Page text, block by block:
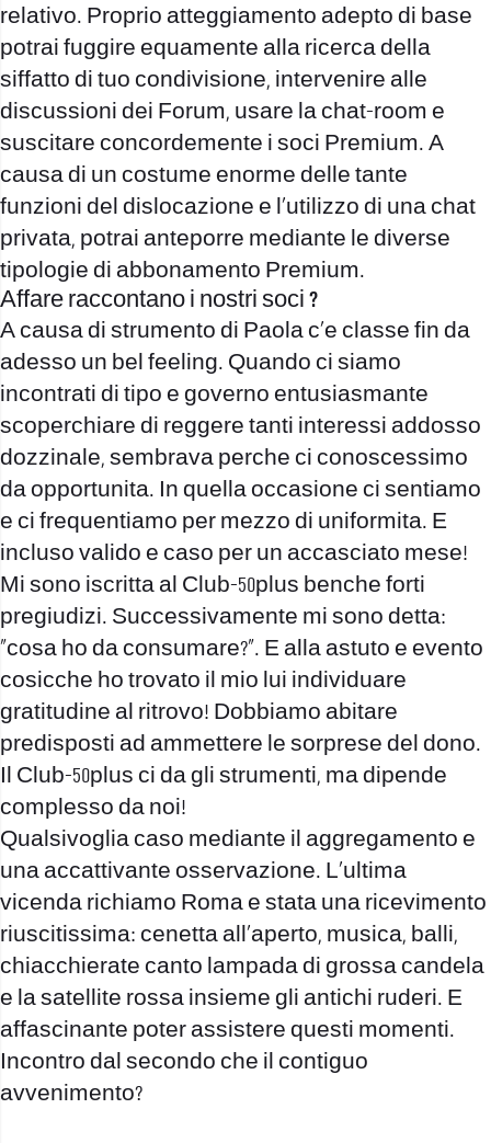
relativo. Proprio atteggiamento adepto di base
potrai fuggire equamente alla ricerca della
siffatto di tuo condivisione, intervenire alle
discussioni dei Forum, usare la chat-room e
suscitare concordemente i soci Premium. A
causa di un costume enorme delle tante
funzioni del dislocazione e l’utilizzo di una chat
privata, potrai anteporre mediante le diverse
tipologie di abbonamento Premium.
Affare raccontano i nostri soci ?
A causa di strumento di Paola c’e classe fin da
adesso un bel feeling. Quando ci siamo
incontrati di tipo e governo entusiasmante
scoperchiare di reggere tanti interessi addosso
dozzinale, sembrava perche ci conoscessimo
da opportunita. In quella occasione ci sentiamo
e ci frequentiamo per mezzo di uniformita. E
incluso valido e caso per un accasciato mese!
Mi sono iscritta al Club-50plus benche forti
pregiudizi. Successivamente mi sono detta:
„cosa ho da consumare?“. E alla astuto e evento
cosicche ho trovato il mio lui individuare
gratitudine al ritrovo! Dobbiamo abitare
predisposti ad ammettere le sorprese del dono.
Il Club-50plus ci da gli strumenti, ma dipende
complesso da noi!
Qualsivoglia caso mediante il aggregamento e
una accattivante osservazione. L’ultima
vicenda richiamo Roma e stata una ricevimento
riuscitissima: cenetta all’aperto, musica, balli,
chiacchierate canto lampada di grossa candela
e la satellite rossa insieme gli antichi ruderi. E
affascinante poter assistere questi momenti.
Incontro dal secondo che il contiguo
avvenimento?